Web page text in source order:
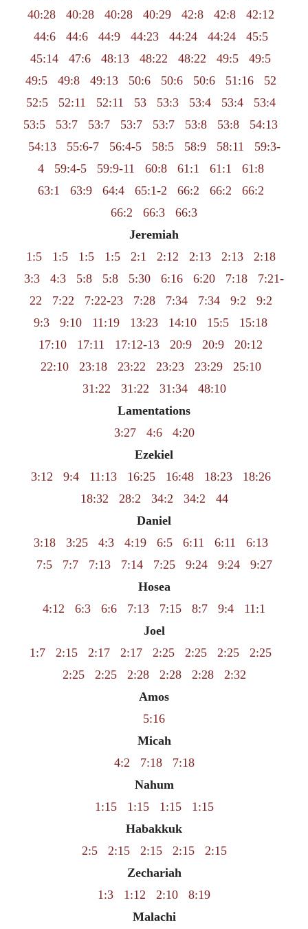
40:28
40:28 40:28 40:29 42:8 42:8
42:12
44:6
44:6 44:9 44:23 44:24 44:24
45:5
45:14
47:6 48:13 48:22 48:22 49:5
49:5
49:5
49:8 49:13 50:6 50:6 50:6 51:16
52
52:5
52:11 52:11 53 53:3 53:4 53:4
53:4
53:5
53:7 53:7 53:7 53:7 53:8 53:8
54:13
54:13
55:6-7 56:4-5 58:5 58:9 58:11
59:3-
4
59:4-5 59:9-11 60:8 61:1 61:1
61:8
63:1
63:9 64:4 65:1-2 66:2 66:2
66:2
66:2
66:3
66:3
Jeremiah
1:5
1:5 1:5 1:5 2:1 2:12 2:13 2:13
2:18
3:3
4:3 5:8 5:8 5:30 6:16 6:20 7:18
7:21-
22
7:22 7:22-23 7:28 7:34 7:34 9:2
9:2
9:3
9:10 11:19 13:23 14:10 15:5
15:18
17:10
17:11 17:12-13 20:9 20:9
20:12
22:10
23:18 23:22 23:23 23:29
25:10
31:22
31:22 31:34
48:10
Lamentations
3:27
4:6
4:20
Ezekiel
3:12
9:4 11:13 16:25 16:48 18:23
18:26
18:32
28:2 34:2 34:2
44
Daniel
3:18
3:25 4:3 4:19 6:5 6:11 6:11
6:13
7:5
7:7 7:13 7:14 7:25 9:24 9:24
9:27
Hosea
4:12
6:3 6:6 7:13 7:15 8:7 9:4
11:1
Joel
1:7
2:15 2:17 2:17 2:25 2:25 2:25
2:25
2:25
2:25 2:28 2:28 2:28
2:32
Amos
5:16
Micah
4:2
7:18
7:18
Nahum
1:15
1:15 1:15
1:15
Habakkuk
2:5
2:15 2:15 2:15
2:15
Zechariah
1:3
1:12 2:10
8:19
Malachi